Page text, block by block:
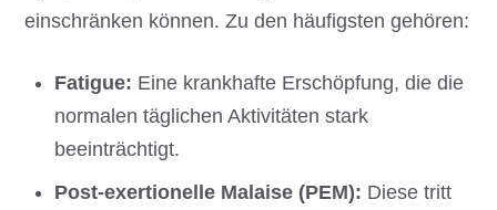
einschränken können. Zu den häufigsten gehören:
Fatigue: Eine krankhafte Erschöpfung, die die
normalen täglichen Aktivitäten stark
beeinträchtigt.
Post-exertionelle Malaise (PEM): Diese tritt